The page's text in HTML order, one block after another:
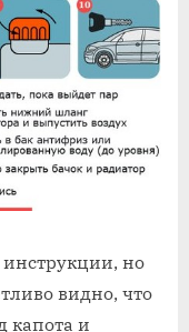
но
видно, что
капота и